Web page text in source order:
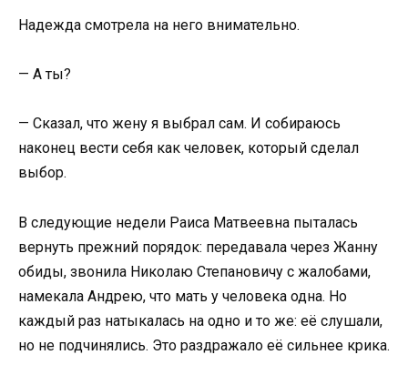
Надежда смотрела на него внимательно.
— А ты?
— Сказал, что жену я выбрал сам. И собираюсь
наконец вести себя как человек, который сделал
выбор.
В следующие недели Раиса Матвеевна пыталась
вернуть прежний порядок: передавала через Жанну
обиды, звонила Николаю Степановичу с жалобами,
намекала Андрею, что мать у человека одна. Но
каждый раз натыкалась на одно и то же: её слушали,
но не подчинялись. Это раздражало её сильнее крика.